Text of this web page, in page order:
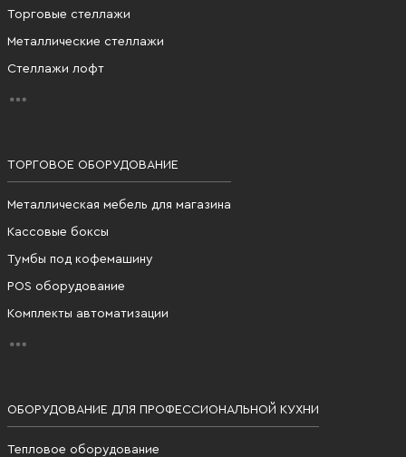
Торговые стеллажи
Металлические стеллажи
Стеллажи лофт
ТОРГОВОЕ ОБОРУДОВАНИЕ
Металлическая мебель для магазина
Кассовые боксы
Тумбы под кофемашину
POS оборудование
Комплекты автоматизации
ОБОРУДОВАНИЕ ДЛЯ ПРОФЕССИОНАЛЬНОЙ КУХНИ
Тепловое оборудование